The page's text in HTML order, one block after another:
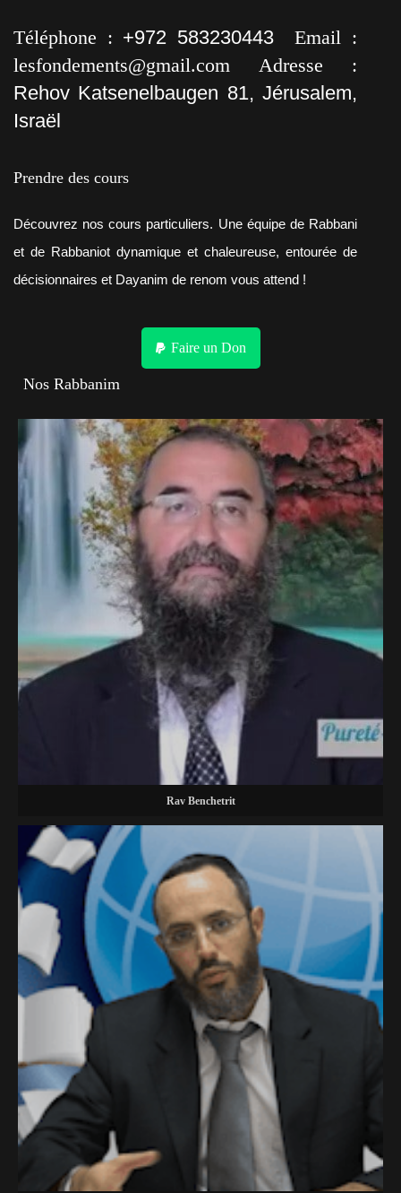
Téléphone : +972 583230443Email :
lesfondements@gmail.com Adresse :
Rehov Katsenelbaugen 81, Jérusalem,
Israël
Prendre des cours
Découvrez nos cours particuliers. Une équipe de Rabbani
et de Rabbaniot dynamique et chaleureuse, entourée de
décisionnaires et Dayanim de renom vous attend !
Faire un Don
Nos Rabbanim
Rav Benchetrit